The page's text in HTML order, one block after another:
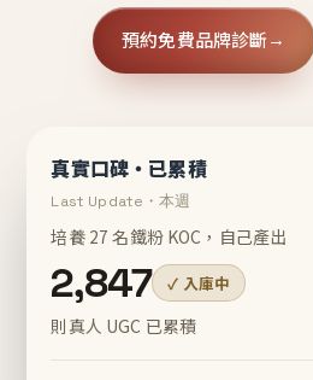
預約免費品牌診斷→
真實口碑・已累積
Last Update・本週
培養 27 名鐵粉 KOC，自己產出
2,847 ✓ 入庫中
則真人 UGC 已累積